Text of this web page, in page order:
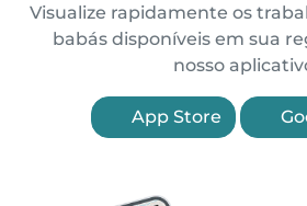
Visualize rapidamente os
babás disponíveis em sua
nosso
App Store